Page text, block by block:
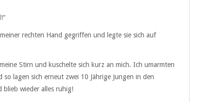
rechten Hand gegriffen und legte sie sich auf
Stirn und kuschelte sich kurz an mich. Ich umarmten
lagen sich erneut zwei 10 Jährige Jungen in den
blieb wieder alles ruhig!